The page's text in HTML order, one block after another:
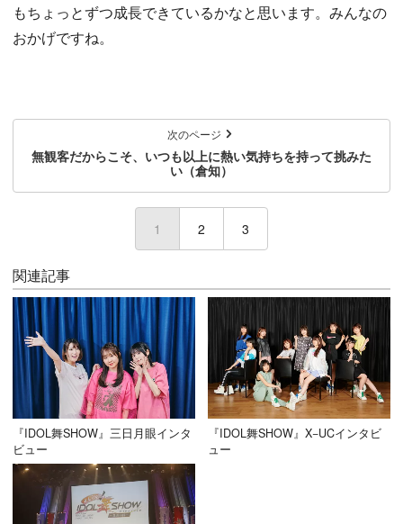
もちょっとずつ成長できているかなと思います。みんなの
おかげですね。
次のページ
無観客だからこそ、いつも以上に熱い気持ちを持って挑みた
い（倉知）
1 (current)
2 3
関連記事
『IDOL舞SHOW』三日月眼インタ
ビュー
『IDOL舞SHOW』X−UCインタビ
ュー